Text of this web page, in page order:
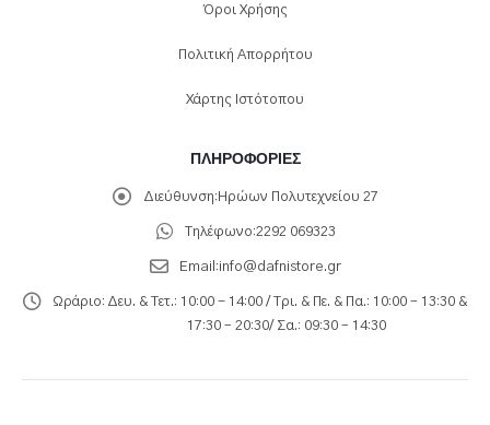
Όροι Χρήσης
Πολιτική Απορρήτου
Χάρτης Ιστότοπου
ΠΛΗΡΟΦΟΡΊΕΣ
Διεύθυνση: Ηρώων Πολυτεχνείου 27
Τηλέφωνο:2292 069323
Email:info@dafnistore.gr
Ωράριο: Δευ. & Τετ.: 10:00 - 14:00 / Τρι. & Πε. & Πα.: 10:00 – 13:30 &
17:30 – 20:30/ Σα.: 09:30 – 14:30